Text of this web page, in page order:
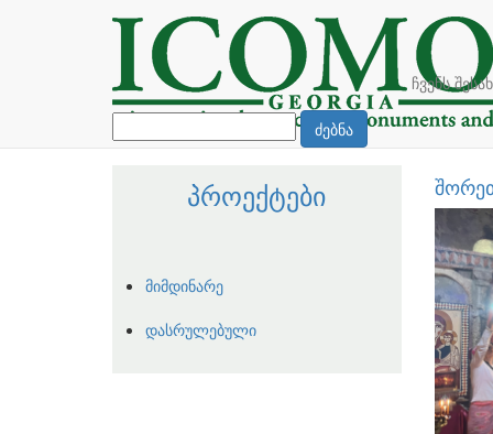
ჩვენს
ძებნა
პროექტები
მიმდინარე
დასრულებული